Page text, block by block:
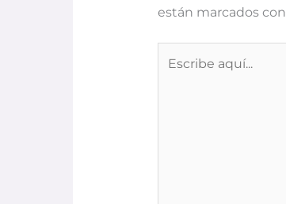
están marcados con